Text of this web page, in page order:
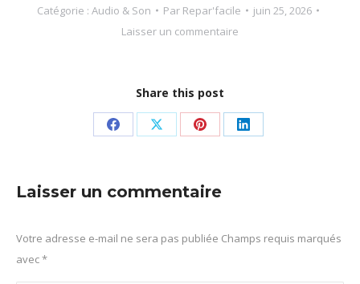
Catégorie : Audio & Son Par Repar'facile
juin 25, 2026
Laisser un commentaire
Share this post
PartagerPartagerPartager
Pinterest
Partager
Laisser un commentaire
Votre adresse e-mail ne sera pas publiée Champs requis marqués
avec*